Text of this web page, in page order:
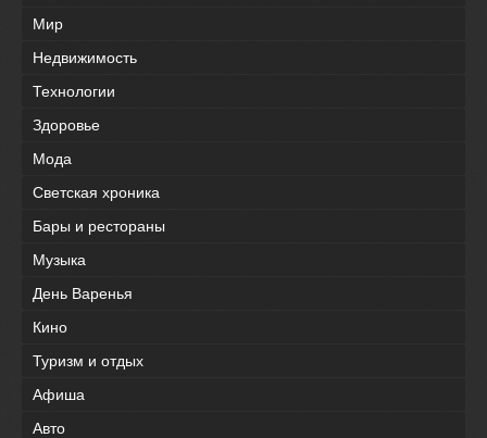
Мир
Недвижимость
Технологии
Здоровье
Мода
Светская хроника
Бары и рестораны
Музыка
День Варенья
Кино
Туризм и отдых
Афиша
Авто